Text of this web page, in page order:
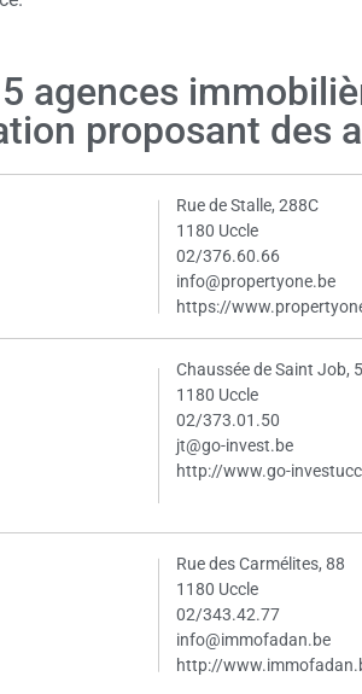
agences
proposant des
Rue de Stalle, 288C
1180 Uccle
02/376.60.66
info@propertyone.be
https://
Chaussée de Saint Job,
1180 Uccle
02/373.01.50
jt@go-invest.be
http://www.go-
Rue des Carmélites, 88
1180 Uccle
02/343.42.77
info@immofadan.be
http://